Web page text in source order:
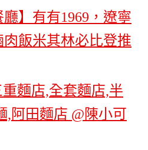
廳】有有1969，遼寧
飯米其林必比登推